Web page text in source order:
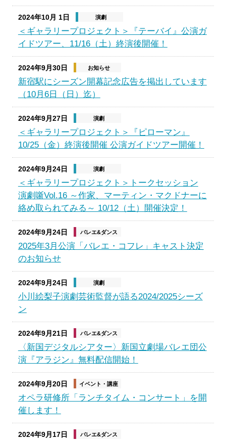
2024年10月 1日 演劇
＜ギャラリープロジェクト＞『テーバイ』公演ガ
イドツアー、11/16（土）終演後開催！
2024年9月30日 お知らせ
新宿駅にシーズン開幕記念広告を掲出しています
（10月6日（日）迄）
2024年9月27日 演劇
＜ギャラリープロジェクト＞『ピローマン』
10/25（金）終演後開催 公演ガイドツアー開催！
2024年9月24日 演劇
＜ギャラリープロジェクト＞トークセッション
演劇噺Vol.16 ～作家、マーティン・マクドナーに
絡め取られてみる～ 10/12（土）開催決定！
2024年9月24日 バレエ&ダンス
2025年3月公演「バレエ・コフレ」キャスト決定
のお知らせ
2024年9月24日 演劇
小川絵梨子演劇芸術監督が語る2024/2025シーズ
ン
2024年9月21日 バレエ&ダンス
〈新国デジタルシアター〉新国立劇場バレエ団公
演『アラジン』無料配信開始！
2024年9月20日 イベント・講座
オペラ研修所「ランチタイム・コンサート」を開
催します！
2024年9月17日 バレエ&ダンス